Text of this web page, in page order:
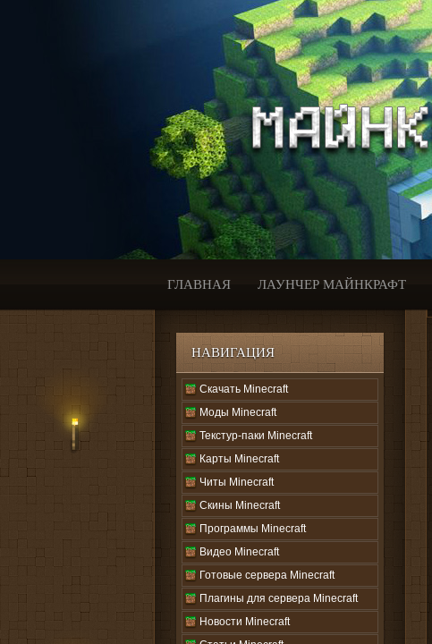
ГЛАВНАЯ ЛАУНЧЕР МАЙНКРАФТ
НАВИГАЦИЯ
Скачать Minecraft
Моды Minecraft
Текстур-паки Minecraft
Карты Minecraft
Читы Minecraft
Скины Minecraft
Программы Minecraft
Видео Minecraft
Готовые сервера Minecraft
Плагины для сервера Minecraft
Новости Minecraft